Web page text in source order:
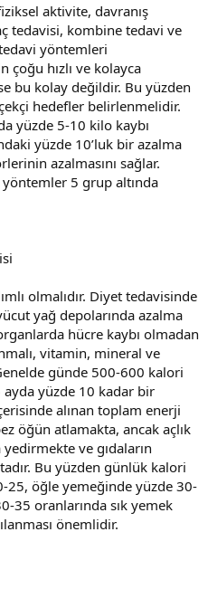
aktivite, davranış
tedavisi, kombine tedavi ve
yöntemleri
çoğu hızlı ve kolayca
bu kolay değildir. Bu yüzden
hedefler belirlenmelidir.
yüzde 5-10 kilo kaybı
yüzde 10’luk bir azalma
azalmasını sağlar.
5 grup altında
olmalıdır. Diyet tedavisinde
yağ depolarında azalma
hücre kaybı olmadan
vitamin, mineral ve
günde 500-600 kalori
ayda yüzde 10 kadar bir
alınan toplam enerji
öğün atlamakta, ancak açlık
ve gıdaların
Bu yüzden günlük kalori
25, öğle yemeğinde yüzde 30-
35 oranlarında sık yemek
önemlidir.